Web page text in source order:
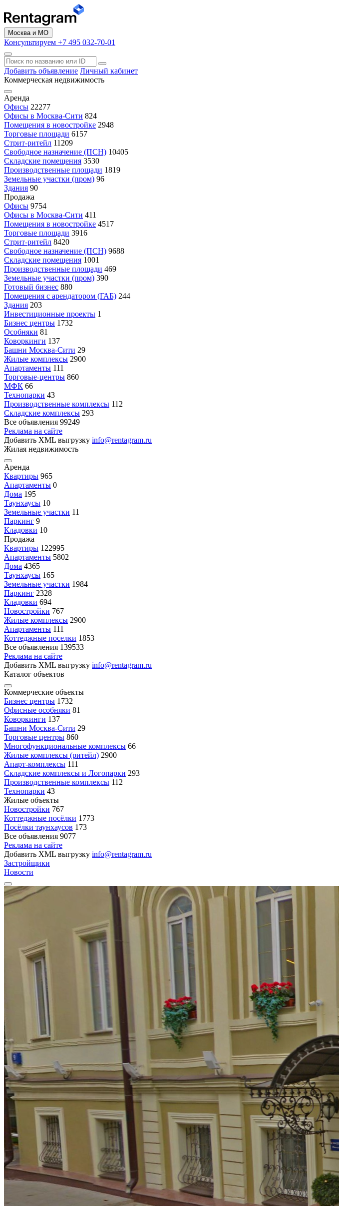
Москва и МО
Консультируем +7 495 032-70-01
Добавить объявление Личный кабинет
Коммерческая недвижимость
Аренда
Офисы 22277
Офисы в Москва-Сити 824
Помещения в новостройке 2948
Торговые площади 6157
Стрит-ритейл 11209
Свободное назначение (ПСН) 10405
Складские помещения 3530
Производственные площади 1819
Земельные участки (пром) 96
Здания 90
Продажа
Офисы 9754
Офисы в Москва-Сити 411
Помещения в новостройке 4517
Торговые площади 3916
Стрит-ритейл 8420
Свободное назначение (ПСН) 9688
Складские помещения 1001
Производственные площади 469
Земельные участки (пром) 390
Готовый бизнес 880
Помещения с арендатором (ГАБ) 244
Здания 203
Инвестиционные проекты 1
Бизнес центры 1732
Особняки 81
Коворкинги 137
Башни Москва-Сити 29
Жилые комплексы 2900
Апартаменты 111
Торговые-центры 860
МФК 66
Технопарки 43
Производственные комплексы 112
Складские комплексы 293
Все объявления 99249
Реклама на сайте
Добавить XML выгрузку info@rentagram.ru
Жилая недвижимость
Аренда
Квартиры 965
Апартаменты 0
Дома 195
Таунхаусы 10
Земельные участки 11
Паркинг 9
Кладовки 10
Продажа
Квартиры 122995
Апартаменты 5802
Дома 4365
Таунхаусы 165
Земельные участки 1984
Паркинг 2328
Кладовки 694
Новостройки 767
Жилые комплексы 2900
Апартаменты 111
Коттеджные поселки 1853
Все объявления 139533
Реклама на сайте
Добавить XML выгрузку info@rentagram.ru
Каталог объектов
Коммерческие объекты
Бизнес центры 1732
Офисные особняки 81
Коворкинги 137
Башни Москва-Сити 29
Торговые центры 860
Многофункциональные комплексы 66
Жилые комплексы (ритейл) 2900
Апарт-комплексы 111
Складские комплексы и Логопарки 293
Производственные комплексы 112
Технопарки 43
Жилые объекты
Новостройки 767
Коттеджные посёлки 1773
Посёлки таунхаусов 173
Все объявления 9077
Реклама на сайте
Добавить XML выгрузку info@rentagram.ru
Застройщики
Новости